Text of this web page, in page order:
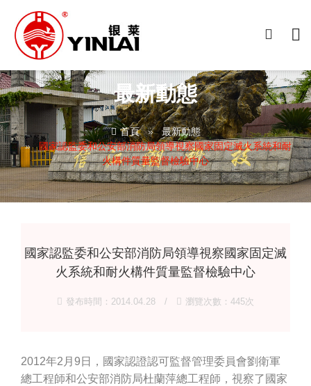
最新動態
首頁
最新動態
國家認監委和公安部消防局領導視察國家固定滅火系統和耐
火構件質量監督檢驗中心
國家認監委和公安部消防局領導視察國家固定滅
火系統和耐火構件質量監督檢驗中心
發布時間：2014.04.28 / 瀏覽次數：445次
2012年2月9日，國家認證認可監督管理委員會劉衛軍
總工程師和公安部消防局杜蘭萍總工程師，視察了國家